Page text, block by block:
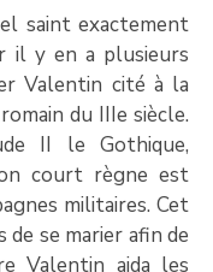
saint exactement
il y en a plusieurs
Valentin cité à la
du IIIe siècle.
II le Gothique,
court règne est
militaires. Cet
se marier afin de
Valentin aida les